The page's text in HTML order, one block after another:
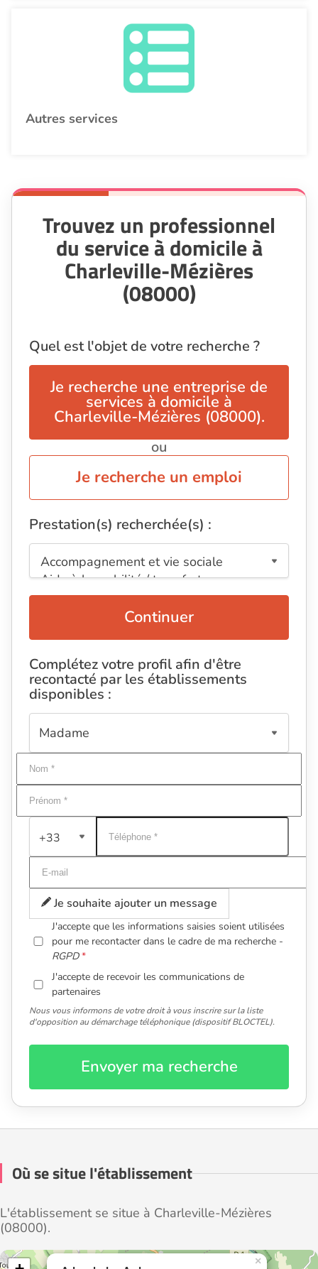
Autres services
Trouvez un professionnel
du service à domicile à
Charleville-Mézières
(08000)
Quel est l'objet de votre recherche ?
Je recherche une entreprise de
services à domicile à
Charleville-Mézières (08000).
ou
Je recherche un emploi
Prestation(s) recherchée(s) :
Continuer
Complétez votre profil afin d'être
recontacté par les établissements
disponibles :
+33
Je souhaite ajouter un message
J'accepte que les informations saisies soient utilisées
pour me recontacter dans le cadre de ma recherche -
RGPD
J'accepte de recevoir les communications de
partenaires
Nous vous informons de votre droit à vous inscrire sur la liste
d'opposition au démarchage téléphonique (dispositif BLOCTEL).
Envoyer ma recherche
Où se situe l'établissement
L'établissement se situe à Charleville-Mézières
(08000).
×